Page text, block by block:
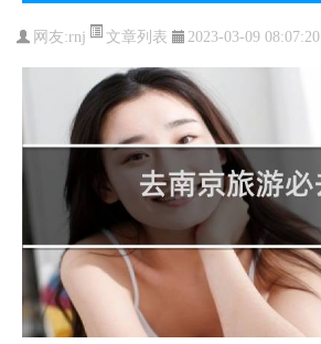
网友:rnj 文章列表 2023-03-09 08:07:20